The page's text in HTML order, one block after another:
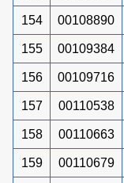
154 00108890
155 00109384
156 00109716
157 00110538
158 00110663
159 00110679